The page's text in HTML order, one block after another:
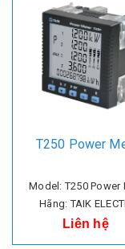
T250 Power
Model: T250 Power
Hãng: TAIK
Liên hệ